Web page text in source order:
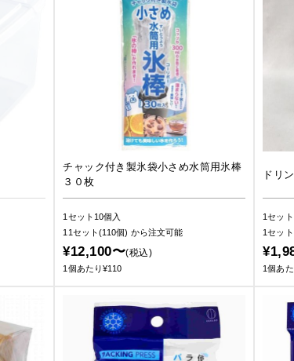
チャック付き製氷袋小さめ水筒用氷棒
３０枚
1セット10個入
11セット(110個) から注文可能
¥12,100〜(税込)
1個あたり¥110
ドリ
1セッ
1セッ
1個あ